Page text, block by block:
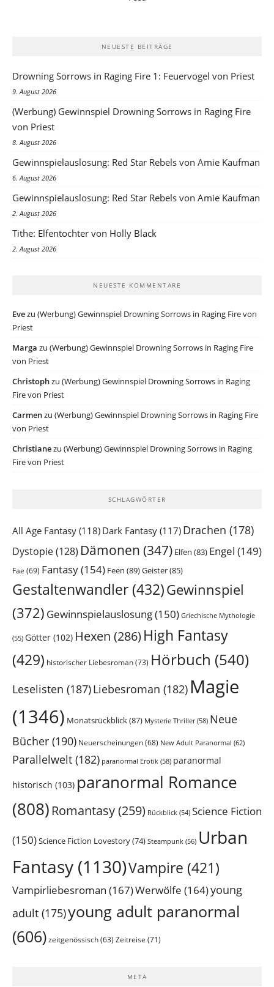
NEUESTE BEITRÄGE
Drowning Sorrows in Raging Fire 1: Feuervogel von Priest
9. August 2026
(Werbung) Gewinnspiel Drowning Sorrows in Raging Fire
von Priest
8. August 2026
Gewinnspielauslosung: Red Star Rebels von Amie Kaufman
6. August 2026
Gewinnspielauslosung: Red Star Rebels von Amie Kaufman
2. August 2026
Tithe: Elfentochter von Holly Black
2. August 2026
NEUESTE KOMMENTARE
Evezu (Werbung) Gewinnspiel Drowning Sorrows in Raging Fire von
Priest
Marga zu (Werbung) Gewinnspiel Drowning Sorrows in Raging Fire
von Priest
Christophzu (Werbung) Gewinnspiel Drowning Sorrows in Raging
Fire von Priest
Carmenzu (Werbung) Gewinnspiel Drowning Sorrows in Raging Fire
von Priest
Christianezu (Werbung) Gewinnspiel Drowning Sorrows in Raging
Fire von Priest
SCHLAGWÖRTER
All Age Fantasy (118) Dark Fantasy (117) Drachen (178)
Dystopie(128) Dämonen (347) Elfen (83) Engel (149)
Fae (69) Fantasy(154) Feen (89)Geister(85)
Gestaltenwandler (432)Gewinnspiel
(372) Gewinnspielauslosung(150) Griechische Mythologie
(55) Götter (102) Hexen (286) High Fantasy
(429) historischer Liebesroman(73) Hörbuch (540)
Leselisten (187)Liebesroman (182) Magie
(1346) Monatsrückblick(87) Mysterie Thriller(58) Neue
Bücher (190) Neuerscheinungen(68) New Adult Paranormal (62)
Parallelwelt (182) paranormal Erotik (58) paranormal
historisch (103) paranormal Romance
(808) Romantasy(259) Rückblick (54) Science Fiction
(150)Science Fiction Lovestory(74) Steampunk (56) Urban
Fantasy (1130)Vampire (421)
Vampirliebesroman (167)Werwölfe (164)young
adult (175)young adult paranormal
(606) zeitgenössisch (63) Zeitreise (71)
META